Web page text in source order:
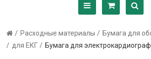
Расходные материалы
Бумага для
для ЕКГ
Бумага для